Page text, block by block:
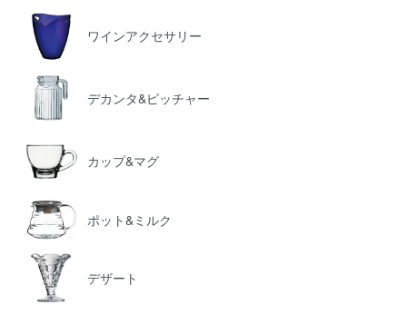
ワインアクセサリー
デカンタ&ピッチャー
カップ&マグ
ポット&ミルク
デザート